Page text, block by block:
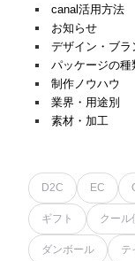
canal活用方法
お知らせ
デザイン・ブラ
パッケージの種
制作ノウハウ
業界・用途別
素材・加工
D2C EC
ギフト クール
ダンボール テ